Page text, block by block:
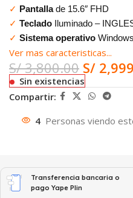
✓ Pantallade 15.6″ FHD
✓ Teclado Iluminado –
✓ Sistema operativo
Ver mas caracteristicas...
S/3,800.00 S/
Sin existencias
Compartir:
4 Personas viendo
Transferencia bancaria o
pago Yape Plin